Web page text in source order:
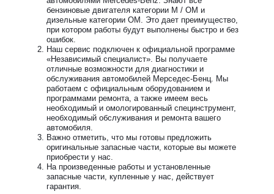
бензиновые двигателя категории М / ОМ и
дизельные категории ОМ. Это дает преимущество,
при котором работы будут выполнены быстро и без
ошибок.
Наш сервис подключен к официальной программе
«Независимый специалист». Вы получаете
отличные возможности для диагностики и
обслуживания автомобилей Мерседес-Бенц. Мы
работаем с официальным оборудованием и
программами ремонта, а также имеем весь
необходимый и омологированный специнструмент,
необходимый обслуживания и ремонта вашего
автомобиля.
Важно отметить, что мы готовы предложить
оригинальные запасные части, которые вы можете
приобрести у нас.
На произведенные работы и установленные
запасные части, купленные у нас, действует
гарантия.